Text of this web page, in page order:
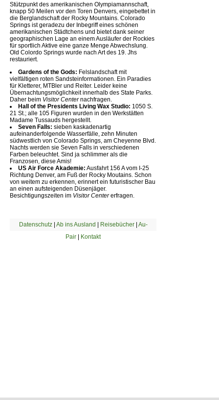
Stützpunkt des amerikanischen Olympiamannschaft,
knapp 50 Meilen vor den Toren Denvers, eingebettet in
die Berglandschaft der Rocky Mountains. Colorado
Springs ist geradezu der Inbegriff eines schönen
amerikanischen Städtchens und bietet dank seiner
geographischen Lage an einem Ausläufer der Rockies
für sportlich Aktive eine ganze Menge Abwechslung.
Old Colordo Springs wurde nach Art des 19. Jhs
restauriert.
Gardens of the Gods: Felslandschaft mit
vielfältigen roten Sandsteinformationen. Ein Paradies
für Kletterer, MTBler und Reiter. Leider keine
Übernachtungsmöglichkeit innerhalb des State Parks.
Daher beim Visitor Centernachfragen.
Hall of the Presidents Living Wax Studio: 1050 S.
21 St.; alle 105 Figuren wurden in den Werkstätten
Madame Tussauds hergestellt.
Seven Falls: sieben kaskadenartig
aufeinanderfolgende Wasserfälle, zehn Minuten
südwestlich von Colorado Springs, am Cheyenne Blvd.
Nachts werden sie Seven Falls in verschiedenen
Farben beleuchtet. Sind ja schlimmer als die
Franzosen, diese Amis!
US Air Force Akademie: Ausfahrt 156 A vom I-25
Richtung Denver, am Fuß der Rocky Moutains. Schon
von weitem zu erkennen, erinnert ein futuristischer Bau
an einen aufsteigenden Düsenjäger.
Besichtigungszeiten im Visitor Centererfragen.
Datenschutz| Ab ins Ausland | Reisebücher| Au-
Pair | Kontakt